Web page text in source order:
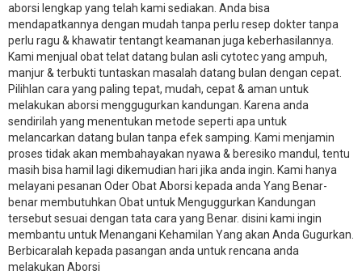
aborsi lengkap yang telah kami sediakan. Anda bisa
mendapatkannya dengan mudah tanpa perlu resep dokter tanpa
perlu ragu & khawatir tentangt keamanan juga keberhasilannya.
Kami menjual obat telat datang bulan asli cytotec yang ampuh,
manjur & terbukti tuntaskan masalah datang bulan dengan cepat.
Pilihlan cara yang paling tepat, mudah, cepat & aman untuk
melakukan aborsi menggugurkan kandungan. Karena anda
sendirilah yang menentukan metode seperti apa untuk
melancarkan datang bulan tanpa efek samping. Kami menjamin
proses tidak akan membahayakan nyawa & beresiko mandul, tentu
masih bisa hamil lagi dikemudian hari jika anda ingin. Kami hanya
melayani pesanan Oder Obat Aborsi kepada anda Yang Benar-
benar membutuhkan Obat untuk Menguggurkan Kandungan
tersebut sesuai dengan tata cara yang Benar. disini kami ingin
membantu untuk Menangani Kehamilan Yang akan Anda Gugurkan.
Berbicaralah kepada pasangan anda untuk rencana anda
melakukan Aborsi